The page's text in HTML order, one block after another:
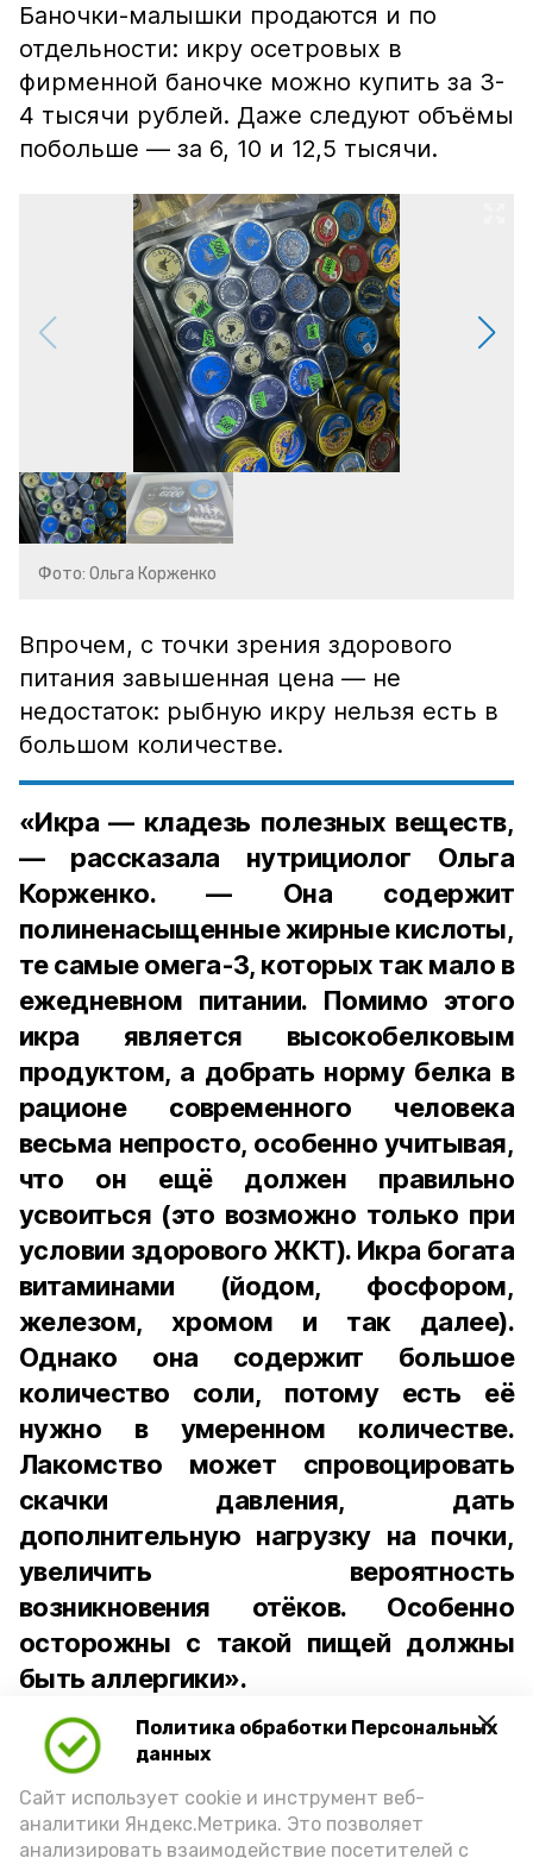
Политика обработки Персональных
данных
Сайт использует cookie и инструмент веб-
аналитики Яндекс.Метрика. Это позволяет
анализировать взаимодействие посетителей с
Баночки-малышки продаются и по
отдельности: икру осетровых в
фирменной баночке можно купить за 3-
4 тысячи рублей. Даже следуют объёмы
побольше — за 6, 10 и 12,5 тысячи.
Фото: Ольга Корженко
Впрочем, с точки зрения здорового
питания завышенная цена — не
недостаток: рыбную икру нельзя есть в
большом количестве.
«Икра — кладезь полезных веществ,
— рассказала нутрициолог Ольга
Корженко. — Она содержит
полиненасыщенные жирные кислоты,
те самые омега-3, которых так мало в
ежедневном питании. Помимо этого
икра является высокобелковым
продуктом, а добрать норму белка в
рационе современного человека
весьма непросто, особенно учитывая,
что он ещё должен правильно
усвоиться (это возможно только при
условии здорового ЖКТ). Икра богата
витаминами (йодом, фосфором,
железом, хромом и так далее).
Однако она содержит большое
количество соли, потому есть её
нужно в умеренном количестве.
Лакомство может спровоцировать
скачки давления, дать
дополнительную нагрузку на почки,
увеличить вероятность
возникновения отёков. Особенно
осторожны с такой пищей должны
быть аллергики».
Для взрослого человека безопасной
порцией икры считается 30-50 граммов
(2-3 ложки). При этом следует обратить
внимание на хлеб, с которым она